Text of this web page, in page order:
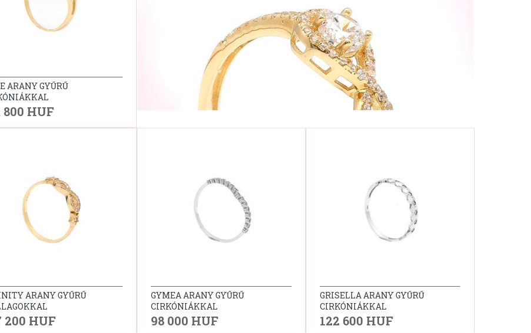
ARANY GYŰRŰ
800 HUF
ARANY GYŰRŰ
200 HUF
GYMEA ARANY GYŰRŰ
CIRKÓNIÁKKAL
98 000 HUF
GRISELLA ARANY GYŰRŰ
CIRKÓNIÁKKAL
122 600 HUF